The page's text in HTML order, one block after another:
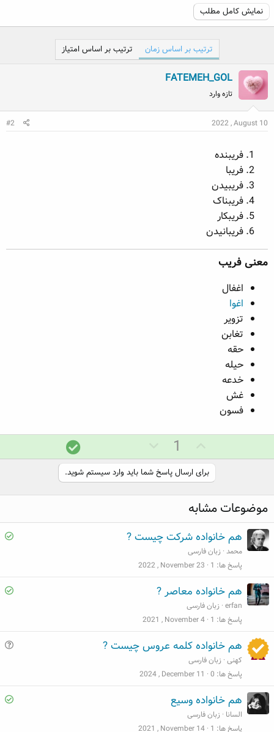
معنی فریب​
تزویر
تغابن
حقه
حیله
غش
فسون
نمایش کامل مطلب
ترتیب بر اساس زمان ترتیب بر اساس امتیاز
FATEMEH_GOL
تازه وارد
2022 , August 10
#2
فریبنده
فریبا
فریبیدن
فریبناک
فریبکار
فریبانیدن
معنی فریب​
اغفال
اغوا
تزویر
تغابن
حقه
حیله
خدعه
غش
فسون
ا
ی
م
ث
ب
ت
1
ا
ی
م
ف
ی
پ
ا
س
خ
ر
برای ارسال پاسخ شما باید وارد سیستم شوید.
موضوعات مشابه
S
e
هم خانواده شرکت چیست ?
محمد زبان فارسی
پاسخ ها 1
2022 , November 23
S
e
هم خانواده معاصر ?
erfan زبان فارسی
پاسخ ها 1
2021 , November 4
هم خانواده کلمه عروس چیست ?
کهنی زبان فارسی
پاسخ ها 0
2024 , December 11
S
هم خانواده وسیع
السانا زبان فارسی
پاسخ ها 1
2021 , November 14